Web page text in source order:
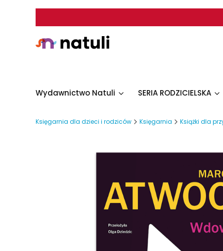
Wydawnictwo Natuli SERIA RODZICIELSKA
Księgarnia dla dzieci i rodziców Księgarnia Książki dla